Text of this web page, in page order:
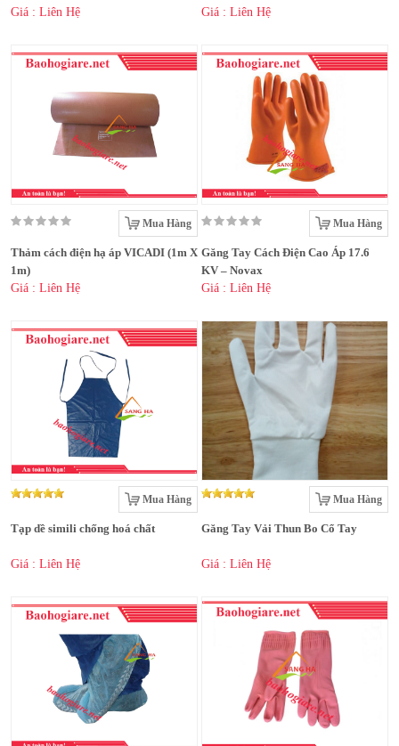
Giá : Liên Hệ Giá : Liên Hệ
Mua Hàng
Thảm cách điện hạ áp VICADI (1m X
1m)
Giá : Liên Hệ
Mua Hàng
Găng Tay Cách Điện Cao Áp 17.6
KV – Novax
Giá : Liên Hệ
Mua Hàng
Tạp dề simili chống hoá chất
Giá : Liên Hệ
Mua Hàng
Găng Tay Vải Thun Bo Cổ Tay
Giá : Liên Hệ